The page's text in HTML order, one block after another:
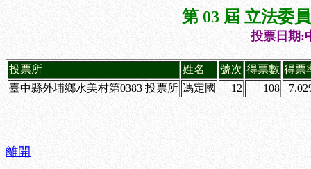
第 03 屆 立法委
投票日期:
投票所 姓名 號次 得票數 得票
臺中縣外埔鄉水美村第0383 投票所 馮定國 12 108
離開